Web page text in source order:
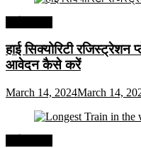
हाई सिक्योरिटी
आवेदन कैसे करें
March 14, 2024March 14,